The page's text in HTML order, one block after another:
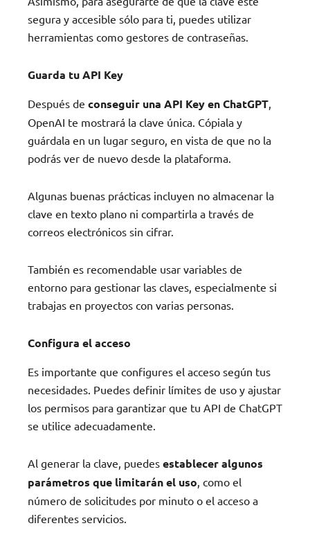
segura y accesible sólo para ti, puedes utilizar
herramientas como gestores de contraseñas.
Guarda tu API Key
Después de conseguir una API Key en ChatGPT,
OpenAI te mostrará la clave única. Cópiala y
guárdala en un lugar seguro, en vista de que no la
podrás ver de nuevo desde la plataforma.
Algunas buenas prácticas incluyen no almacenar la
clave en texto plano ni compartirla a través de
correos electrónicos sin cifrar.
También es recomendable usar variables de
entorno para gestionar las claves, especialmente si
trabajas en proyectos con varias personas.
Configura el acceso
Es importante que configures el acceso según tus
necesidades. Puedes definir límites de uso y ajustar
los permisos para garantizar que tu API de ChatGPT
se utilice adecuadamente.
Al generar la clave, puedes establecer algunos
parámetros que limitarán el uso , como el
número de solicitudes por minuto o el acceso a
diferentes servicios.